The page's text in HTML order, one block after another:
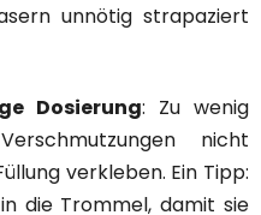
unnötig strapaziert
Dosierung: Zu wenig
nicht
verkleben. Ein Tipp:
die Trommel, damit sie